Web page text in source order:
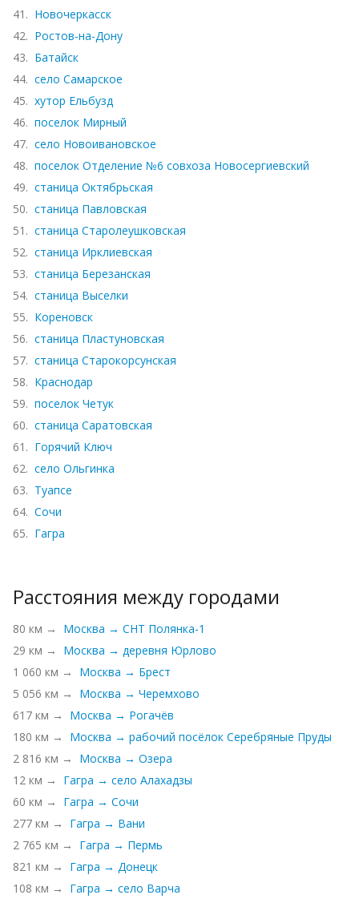
41. Новочеркасск
42. Ростов-на-Дону
43. Батайск
44. село Самарское
45. хутор Ельбузд
46. поселок Мирный
47. село Новоивановское
48. поселок Отделение №6 совхоза Новосергиевский
49. станица Октябрьская
50. станица Павловская
51. станица Старолеушковская
52. станица Ирклиевская
53. станица Березанская
54. станица Выселки
55. Кореновск
56. станица Пластуновская
57. станица Старокорсунская
58. Краснодар
59. поселок Четук
60. станица Саратовская
61. Горячий Ключ
62. село Ольгинка
63. Туапсе
64. Сочи
65. Гагра
Расстояния между городами
80 км →
Москва → СНТ Полянка-1
29 км →
Москва → деревня Юрлово
1 060 км →
Москва → Брест
5 056 км →
Москва → Черемхово
617 км →
Москва → Рогачёв
180 км →
Москва → рабочий посёлок Серебряные Пруды
2 816 км →
Москва → Озера
12 км →
Гагра → село Алахадзы
60 км →
Гагра → Сочи
277 км →
Гагра → Вани
2 765 км →
Гагра → Пермь
821 км →
Гагра → Донецк
108 км →
Гагра → село Варча